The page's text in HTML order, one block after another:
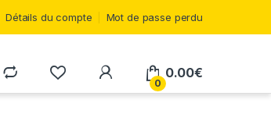
Détails du compte Mot de passe perdu
0
0.00€